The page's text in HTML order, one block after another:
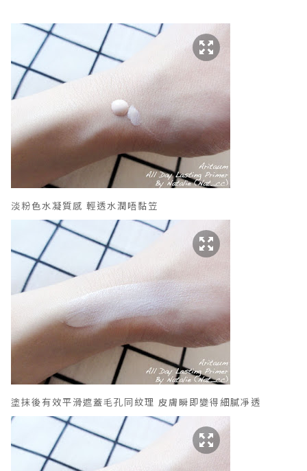
淡粉色水凝質感 輕透水潤唔黏笠
塗抹後有效平滑遮蓋毛孔同紋理 皮膚瞬即變得 細膩凈透